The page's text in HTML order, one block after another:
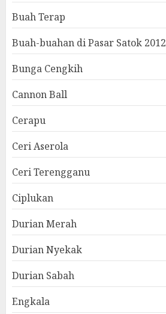
Buah Terap
Buah-buahan di Pasar Satok 2012
Bunga Cengkih
Cannon Ball
Cerapu
Ceri Aserola
Ceri Terengganu
Ciplukan
Durian Merah
Durian Nyekak
Durian Sabah
Engkala